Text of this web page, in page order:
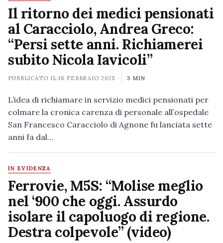
Il ritorno dei medici pensionati
al Caracciolo, Andrea Greco:
“Persi sette anni. Richiamerei
subito Nicola Iavicoli”
PUBBLICATO IL18 FEBBRAIO 2025 3 MIN
L’idea di richiamare in servizio medici pensionati per
colmare la cronica carenza di personale all’ospedale
San Francesco Caracciolo di Agnone fu lanciata sette
anni fa dal…
IN EVIDENZA
Ferrovie, M5S: “Molise meglio
nel ‘900 che oggi. Assurdo
isolare il capoluogo di regione.
Destra colpevole” (video)